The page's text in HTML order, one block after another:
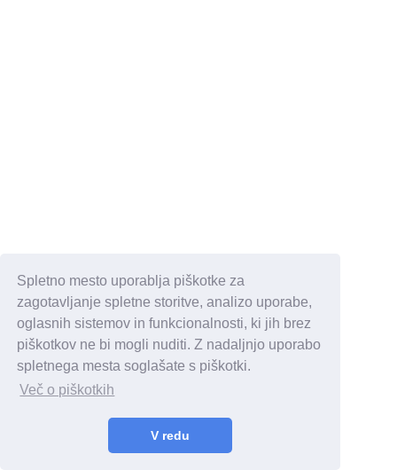
Spletno mesto uporablja piškotke za
zagotavljanje spletne storitve, analizo uporabe,
oglasnih sistemov in funkcionalnosti, ki jih brez
piškotkov ne bi mogli nuditi. Z nadaljnjo uporabo
spletnega mesta soglašate s piškotki.
Več o piškotkih
V redu